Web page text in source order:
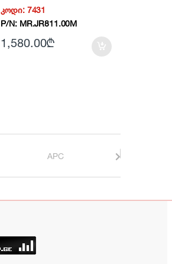
კოდი: 7431
P/N: MR.JR811.00M
1,580.00₾